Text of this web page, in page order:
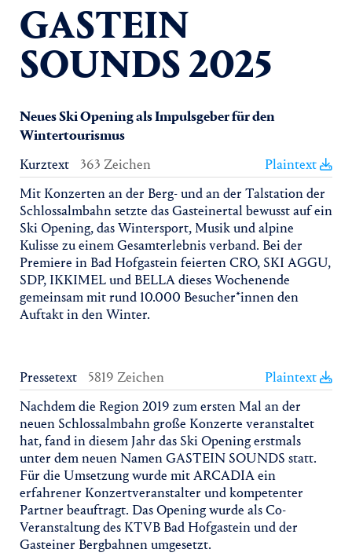
GASTEIN
SOUNDS 2025
Neues Ski Opening als Impulsgeber für den
Wintertourismus
Kurztext
363 Zeichen
Plaintext
Mit Konzerten an der Berg- und an der Talstation der
Schlossalmbahn setzte das Gasteinertal bewusst auf ein
Ski Opening, das Wintersport, Musik und alpine
Kulisse zu einem Gesamterlebnis verband. Bei der
Premiere in Bad Hofgastein feierten CRO, SKI AGGU,
SDP, IKKIMEL und BELLA dieses Wochenende
gemeinsam mit rund 10.000 Besucher*innen den
Auftakt in den Winter.
Pressetext 5819 Zeichen
Plaintext
Nachdem die Region 2019 zum ersten Mal an der
neuen Schlossalmbahn große Konzerte veranstaltet
hat, fand in diesem Jahr das Ski Opening erstmals
unter dem neuen Namen GASTEIN SOUNDS statt.
Für die Umsetzung wurde mit ARCADIA ein
erfahrener Konzertveranstalter und kompetenter
Partner beauftragt. Das Opening wurde als Co-
Veranstaltung des KTVB Bad Hofgastein und der
Gasteiner Bergbahnen umgesetzt.